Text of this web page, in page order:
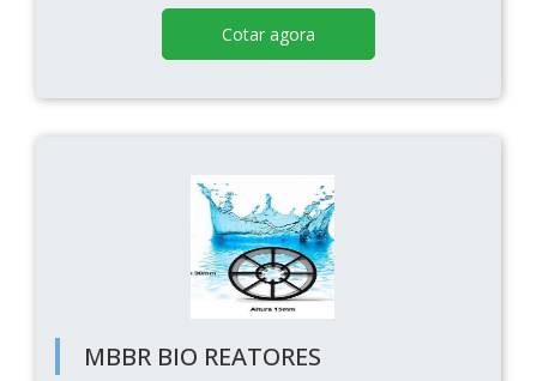
Cotar agora
MBBR BIO REATORES